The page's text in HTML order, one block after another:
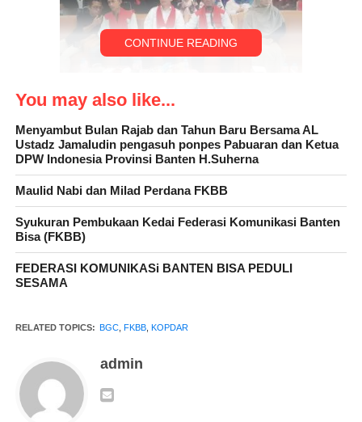
Federasi Komunikasi Banten Bisa (FKBB)
Salah satu komunitas yang ada di Banten ini yang tida kalah
serunya ikut mendukung dan memsuport serta ikut meramaikan
hingga terlihat suasana yang sangat ramai dan luar biasa,
Timan Jigrag selaku ketua pelaksana acara kopdar akbar BGC
ini setelah di temuai awak media Klikviral mengatakan, “Saya
pelaksana dalam acara ini. karena menurutnya dirinya belum ada
dukungan dari rekan rekan komunitas yang bergabung di dalam
BGC ini maka dirinya siap maju demi terlaksananya acara rutin
tahunan yang selama ini di nantikan banyak komunitas yang ada
CONTINUE READING
You may also like...
Menyambut Bulan Rajab dan Tahun Baru Bersama AL
Ustadz Jamaludin pengasuh ponpes Pabuaran dan Ketua
DPW Indonesia Provinsi Banten H.Suherna
Maulid Nabi dan Milad Perdana FKBB
Syukuran Pembukaan Kedai Federasi Komunikasi Banten
Bisa (FKBB)
FEDERASI KOMUNIKASi BANTEN BISA PEDULI
SESAMA
RELATED TOPICS: BGC, FKBB, KOPDAR
admin